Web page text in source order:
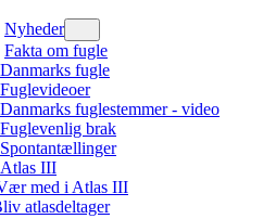
Nyheder
Fakta om fugle
Danmarks fugle
Fuglevideoer
Danmarks fuglestemmer - video
Fuglevenlig brak
Spontantællinger
Atlas III
med i Atlas III
atlasdeltager